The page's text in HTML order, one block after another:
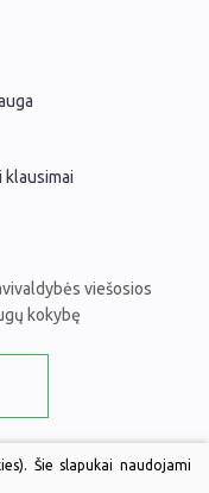
klausimai
viešosios
kokybę
Šie slapukai naudojami